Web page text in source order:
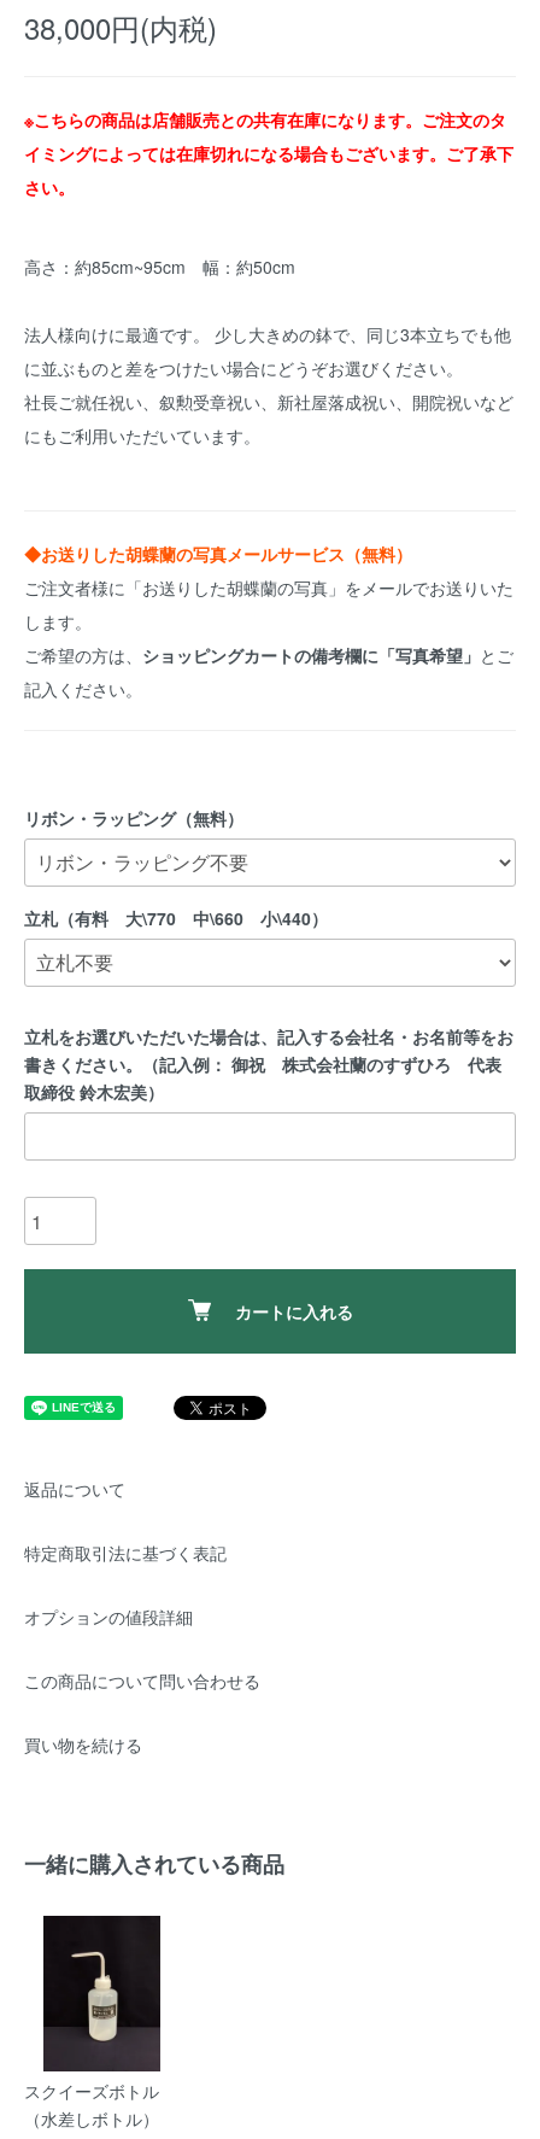
38,000円(内税)
※こちらの商品は店舗販売との共有在庫になります。ご注文のタ
イミングによっては在庫切れになる場合もございます。ご了承下
さい。
高さ：約85cm~95cm 幅：約50cm
法人様向けに最適です。 少し大きめの鉢で、同じ3本立ちでも他
に並ぶものと差をつけたい場合にどうぞお選びください。
社長ご就任祝い、叙勲受章祝い、新社屋落成祝い、開院祝いなど
にもご利用いただいています。
◆お送りした胡蝶蘭の写真メールサービス（無料）
ご注文者様に「お送りした胡蝶蘭の写真」をメールでお送りいた
します。
ご希望の方は、 ショッピングカートの備考欄に「写真希望」 とご
記入ください。
リボン・ラッピング（無料）
立札（有料 大\770 中\660 小\440）
立札をお選びいただいた場合は、記入する会社名・お名前等をお
書きください。（記入例： 御祝 株式会社蘭のすずひろ 代表
取締役 鈴木宏美）
カートに入れる
返品について
特定商取引法に基づく表記
オプションの値段詳細
この商品について問い合わせる
買い物を続ける
一緒に購入されている商品
スクイーズボトル
（水差しボトル）